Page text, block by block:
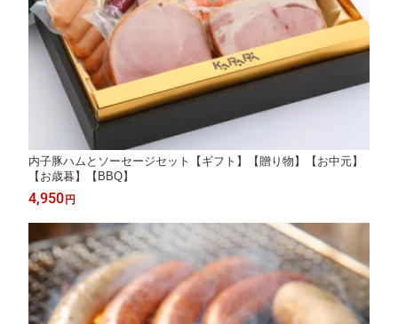
内子豚ハムとソーセージセット【ギフト】【贈り物】【お中元】
【お歳暮】【BBQ】
4,950 円